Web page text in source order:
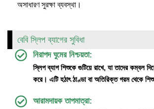
অসাধারণ সুরক্ষা ব্যবস্থা।
বেবি স্লিপ ব্যাগের সুবিধা
নিরাপদ ঘুমের নিশ্চয়তা:
স্লিপ ব্যাগ শিশুকে গুটিয়ে রাখে, যা তাদের কম্বল
করে। এটি হঠাৎ ঠাণ্ডা বা অতিরিক্ত গরম থেকে
আরামদায়ক তাপমাত্রা: